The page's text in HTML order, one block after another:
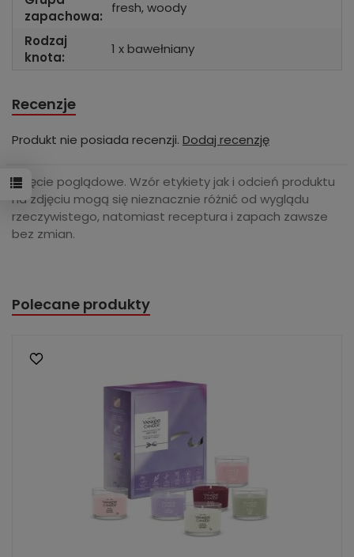
zapachowa:
fresh, woody
Rodzaj
knota:
1 x bawełniany
Recenzje
Produkt nie posiada recenzji. Dodaj recenzję
Zdjęcie poglądowe. Wzór etykiety jak i odcień produktu
na zdjęciu mogą się nieznacznie różnić od wyglądu
rzeczywistego, natomiast receptura i zapach zawsze
bez zmian.
Polecane produkty